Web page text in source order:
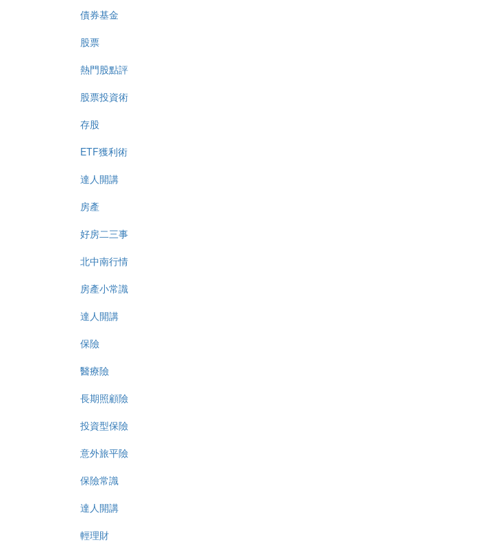
債券基金
股票
熱門股點評
股票投資術
存股
ETF獲利術
達人開講
房產
好房二三事
北中南行情
房產小常識
達人開講
保險
醫療險
長期照顧險
投資型保險
意外旅平險
保險常識
達人開講
輕理財